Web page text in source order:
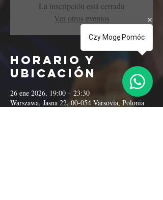
La inscripción está cerrada
Ver otros eventos
Horario y
ubicación
26 ene 2026, 19:00 – 23:30
Warszawa, Jasna 22, 00-054 Varsovia, Polonia
Czy Mogę Pomóc